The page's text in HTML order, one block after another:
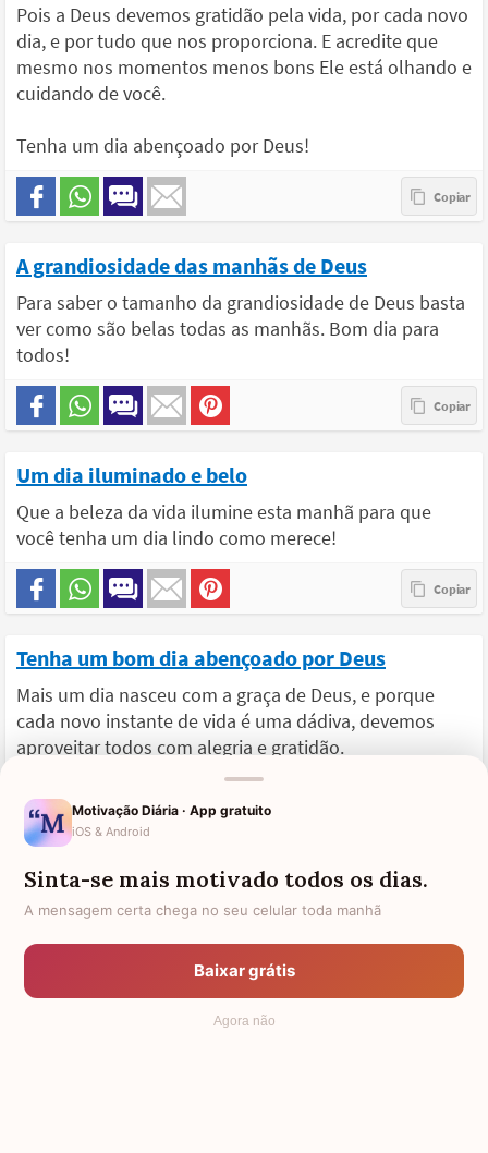
Pois a Deus devemos gratidão pela vida, por cada novo
dia, e por tudo que nos proporciona. E acredite que
mesmo nos momentos menos bons Ele está olhando e
cuidando de você.
Tenha um dia abençoado por Deus!
A grandiosidade das manhãs de Deus
Para saber o tamanho da grandiosidade de Deus basta
ver como são belas todas as manhãs. Bom dia para
todos!
Um dia iluminado e belo
Que a beleza da vida ilumine esta manhã para que
você tenha um dia lindo como merece!
Tenha um bom dia abençoado por Deus
Mais um dia nasceu com a graça de Deus, e porque
cada novo instante de vida é uma dádiva, devemos
aproveitar todos com alegria e gratidão.
Tenha um bom dia abençoado por Deus! Faça cada
segundo valer a pena, desfrute do bom e aprenda com
o menos bom.
Deus ajuda aqueles que têm fé e nunca deixam de
feliz, e agradeça a Deus por tudo!
Motivação Diária · App gratuito
iOS & Android
Sinta-se mais motivado todos os dias.
A mensagem certa chega no seu celular toda manhã
Baixar grátis
Agora não